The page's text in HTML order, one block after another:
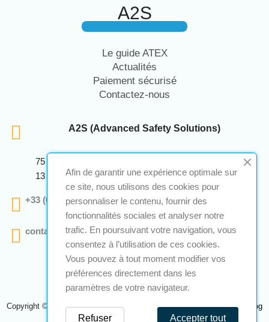
A2S
Le guide ATEX
Actualités
Paiement sécurisé
Contactez-nous
A2S (Advanced Safety Solutions)
75 Avenue Marcellin Berthelot Anthelios Bâtiment E
13 290 Aix En Provence
+33 (0)4 12 28 00 69
contact@a2s-atex.com
Copyright © 2026 A2S Atex. Tous droits réservés. Une réalisationNavilog
Afin de garantir une expérience optimale sur
ce site, nous utilisons des cookies pour
personnaliser le contenu, fournir des
fonctionnalités sociales et analyser notre
trafic. En poursuivant votre navigation, vous
consentez à l’utilisation de ces cookies.
Vous pouvez à tout moment modifier vos
préférences directement dans les
paramètres de votre navigateur.
Accepter tout
Refuser